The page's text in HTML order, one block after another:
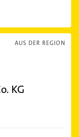
AUS DER REGION
KG